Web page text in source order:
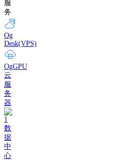
服
务
Og
Desk(VPS)
OgGPU
云
服
务
器
数
据
中
心